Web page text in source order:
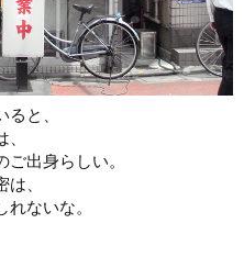
と、
出身らしい。
、
ないな。